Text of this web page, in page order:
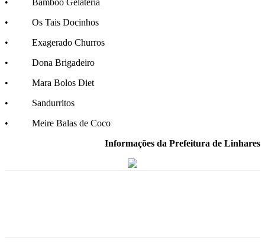
• Os Tais Docinhos
• Exagerado Churros
• Dona Brigadeiro
• Mara Bolos Diet
• Sandurritos
• Meire Balas de Coco
Informações da Prefeitura de Linhares